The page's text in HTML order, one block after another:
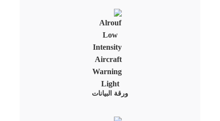
ورقة البيانات